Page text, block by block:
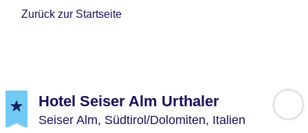
Zurück zur Startseite
Hotel Seiser Alm Urthaler
Seiser Alm, Südtirol/Dolomiten, Italien